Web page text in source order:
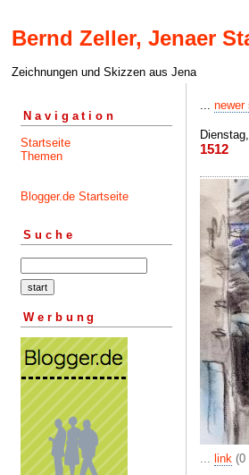
Bernd Zeller, Jenaer
Zeichnungen und Skizzen aus Jena
Navigation
Startseite
Themen
Blogger.de Startseite
Suche
Werbung
... newer
1512
... link (0